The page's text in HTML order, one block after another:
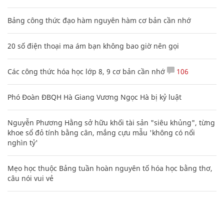
Bảng công thức đạo hàm nguyên hàm cơ bản cần nhớ
20 số điện thoại ma ám bạn không bao giờ nên gọi
Các công thức hóa học lớp 8, 9 cơ bản cần nhớ 106
Phó Đoàn ĐBQH Hà Giang Vương Ngọc Hà bị kỷ luật
Nguyễn Phương Hằng sở hữu khối tài sản "siêu khủng", từng
khoe sổ đỏ tính bằng cân, mắng cựu mẫu 'không có nổi
nghìn tỷ'
Mẹo học thuộc Bảng tuần hoàn nguyên tố hóa học bằng thơ,
câu nói vui vẻ